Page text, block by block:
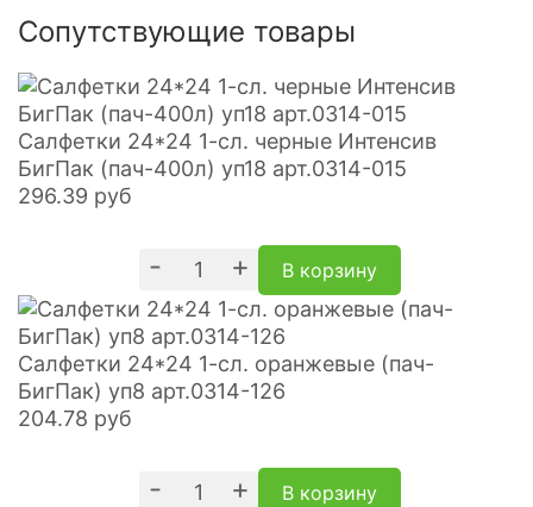
Сопутствующие товары
Салфетки 24*24 1-сл. черные Интенсив
БигПак (пач-400л) уп18 арт.0314-015
296.39 руб
- + В корзину
Салфетки 24*24 1-сл. оранжевые (пач-
БигПак) уп8 арт.0314-126
204.78 руб
- + В корзину